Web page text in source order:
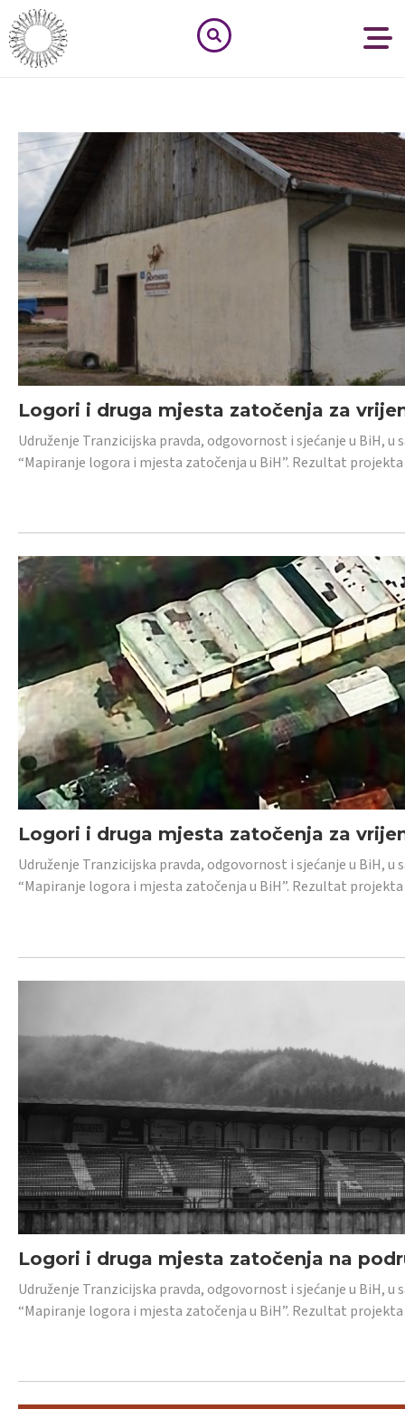
Logori i druga mjesta zatočenja za
Udruženje Tranzicijska pravda, odgovornost i sjećanje u BiH,
“Mapiranje logora i mjesta zatočenja u BiH”. Rezultat
Logori i druga mjesta zatočenja za
Udruženje Tranzicijska pravda, odgovornost i sjećanje u BiH,
“Mapiranje logora i mjesta zatočenja u BiH”. Rezultat
Logori i druga mjesta zatočenja na
Udruženje Tranzicijska pravda, odgovornost i sjećanje u BiH,
“Mapiranje logora i mjesta zatočenja u BiH”. Rezultat